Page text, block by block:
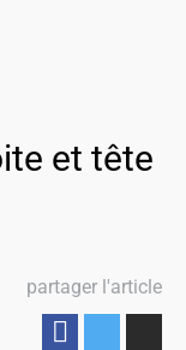
et tête
partager l'article